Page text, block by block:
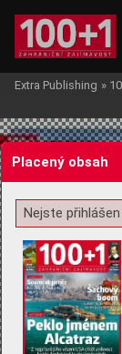
Žádost o
Pro základní
(tzv. cookies
Extra Publishing »
Placený obsah
Nejste